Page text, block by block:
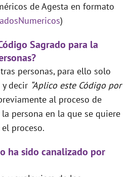
de Agesta en formato
)
Sagrado para la
personas, para ello solo
decir “Aplico este Código por
al proceso de
persona en la que se quiere
proceso.
ha sido canalizado por